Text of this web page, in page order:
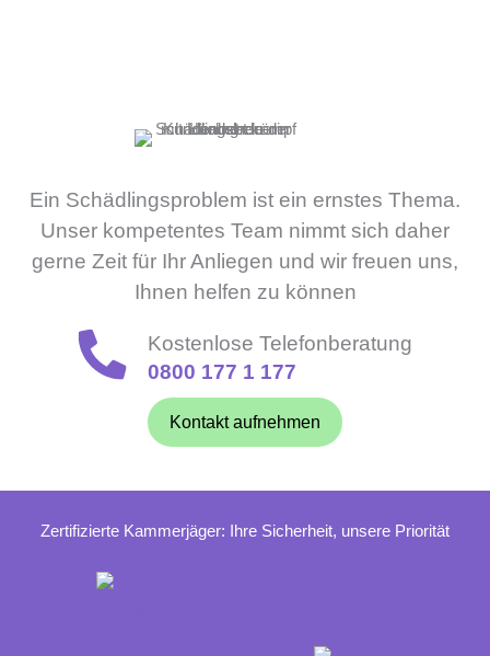
Ein Schädlingsproblem ist ein ernstes Thema.
Unser kompetentes Team nimmt sich daher
gerne Zeit für Ihr Anliegen und wir freuen uns,
Ihnen helfen zu können
Kostenlose Telefonberatung
0800 177 1 177
Kontakt aufnehmen
Zertifizierte Kammerjäger: Ihre Sicherheit, unsere Priorität